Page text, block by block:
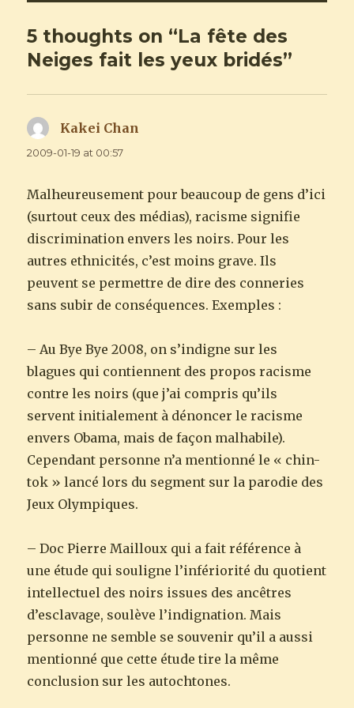
5 thoughts on “La fête des
Neiges fait les yeux bridés”
Kakei Chan
2009-01-19 at 00:57
Malheureusement pour beaucoup de gens d’ici
(surtout ceux des médias), racisme signifie
discrimination envers les noirs. Pour les
autres ethnicités, c’est moins grave. Ils
peuvent se permettre de dire des conneries
sans subir de conséquences. Exemples :
– Au Bye Bye 2008, on s’indigne sur les
blagues qui contiennent des propos racisme
contre les noirs (que j’ai compris qu’ils
servent initialement à dénoncer le racisme
envers Obama, mais de façon malhabile).
Cependant personne n’a mentionné le « chin-
tok » lancé lors du segment sur la parodie des
Jeux Olympiques.
– Doc Pierre Mailloux qui a fait référence à
une étude qui souligne l’infériorité du quotient
intellectuel des noirs issues des ancêtres
d’esclavage, soulève l’indignation. Mais
personne ne semble se souvenir qu’il a aussi
mentionné que cette étude tire la même
conclusion sur les autochtones.